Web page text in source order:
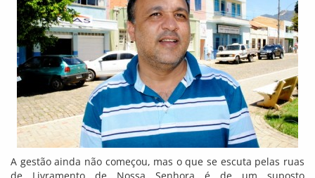
A gestão ainda não começou, mas o que se escuta pelas ruas